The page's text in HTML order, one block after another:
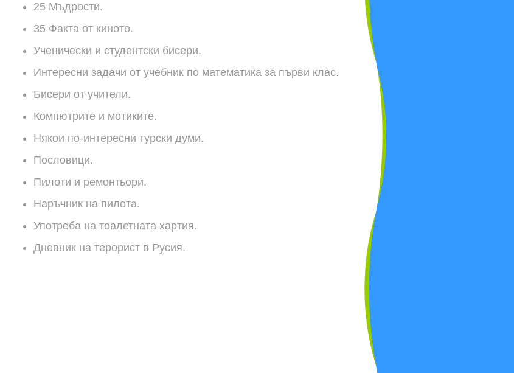
25 Мъдрости.
35 Факта от киното.
Ученически и студентски бисери.
Интересни задачи от учебник по математика за първи клас.
Бисери от учители.
Компютрите и мотиките.
Някои по-интересни турски думи.
Пословици.
Пилоти и ремонтьори.
Наръчник на пилота.
Употреба на тоалетната хартия.
Дневник на терорист в Русия.